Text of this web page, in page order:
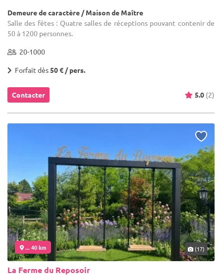
Demeure de caractère / Maison de Maître
Salle des fêtes : Quatre salles de réceptions pouvant contenir de
50 à 1200 personnes.
20-1000
Forfait dès50 € / pers.
Contacter 5.0 (2)
... 40 km (17)
La Ferme du Reposoir